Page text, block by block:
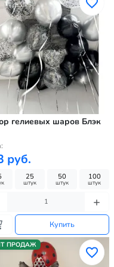
гелиевых шаров Блэк
руб.
25
штук
50
штук
100
штук
Купить
ПРОДАЖ